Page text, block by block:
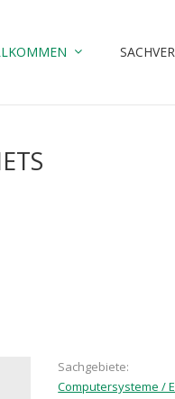
Sachgebiete:
Computersysteme /